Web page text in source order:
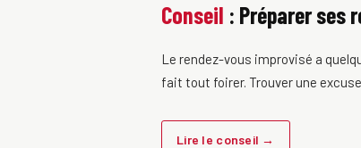
Conseil : Préparer ses
Le rendez-vous improvisé a
fait tout foirer. Trouver une
Lire le conseil →